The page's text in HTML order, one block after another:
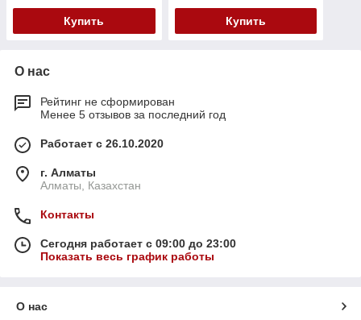
Купить Купить
О нас
Рейтинг не сформирован
Менее 5 отзывов за последний год
Работает с 26.10.2020
г. Алматы
Алматы, Казахстан
Контакты
Сегодня работает с 09:00 до 23:00
Показать весь график работы
О нас